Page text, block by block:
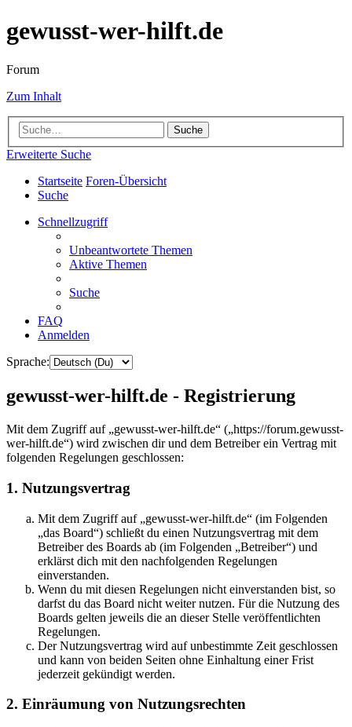
gewusst-wer-hilft.de
Forum
Zum Inhalt
Suche
Erweiterte Suche
Startseite Foren-Übersicht
Suche
Schnellzugriff
Unbeantwortete Themen
Aktive Themen
Suche
FAQ
Anmelden
Sprache:
gewusst-wer-hilft.de - Registrierung
Mit dem Zugriff auf „gewusst-wer-hilft.de“ („https://forum.gewusst-
wer-hilft.de“) wird zwischen dir und dem Betreiber ein Vertrag mit
folgenden Regelungen geschlossen:
1. Nutzungsvertrag
Mit dem Zugriff auf „gewusst-wer-hilft.de“ (im Folgenden
„das Board“) schließt du einen Nutzungsvertrag mit dem
Betreiber des Boards ab (im Folgenden „Betreiber“) und
erklärst dich mit den nachfolgenden Regelungen
einverstanden.
Wenn du mit diesen Regelungen nicht einverstanden bist, so
darfst du das Board nicht weiter nutzen. Für die Nutzung des
Boards gelten jeweils die an dieser Stelle veröffentlichten
Regelungen.
Der Nutzungsvertrag wird auf unbestimmte Zeit geschlossen
und kann von beiden Seiten ohne Einhaltung einer Frist
jederzeit gekündigt werden.
2. Einräumung von Nutzungsrechten